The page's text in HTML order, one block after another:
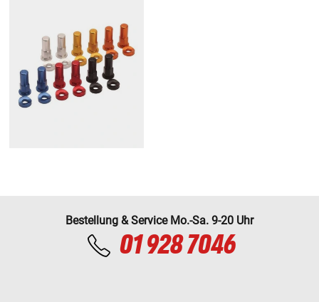
Bestellung & Service Mo.-Sa. 9-20 Uhr
01 928 7046